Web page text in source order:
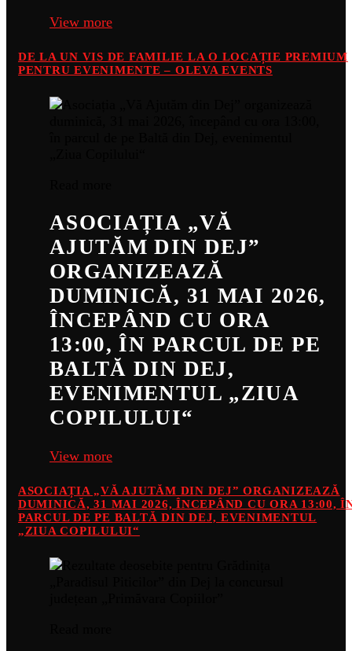
View more
DE LA UN VIS DE FAMILIE LA O LOCAȚIE PREMIUM
PENTRU EVENIMENTE – OLEVA EVENTS
ASOCIAȚIA „VĂ
AJUTĂM DIN DEJ”
ORGANIZEAZĂ
DUMINICĂ, 31 MAI 2026,
ÎNCEPÂND CU ORA
13:00, ÎN PARCUL DE PE
BALTĂ DIN DEJ,
EVENIMENTUL „ZIUA
COPILULUI“
View more
ASOCIAȚIA „VĂ AJUTĂM DIN DEJ” ORGANIZEAZĂ
DUMINICĂ, 31 MAI 2026, ÎNCEPÂND CU ORA 13:00,
PARCUL DE PE BALTĂ DIN DEJ, EVENIMENTUL
„ZIUA COPILULUI“